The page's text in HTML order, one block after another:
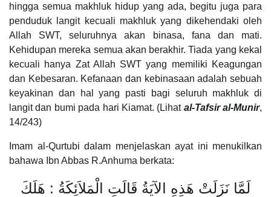
hingga semua makhluk hidup yang ada, begitu juga para
penduduk langit kecuali makhluk yang dikehendaki oleh
Allah SWT, seluruhnya akan binasa, fana dan mati.
Kehidupan mereka semua akan berakhir. Tiada yang kekal
kecuali hanya Zat Allah SWT yang memiliki Keagungan
dan Kebesaran. Kefanaan dan kebinasaan adalah sebuah
keyakinan dan hal yang pasti bagi seluruh makhluk di
langit dan bumi pada hari Kiamat. (Lihat al-Tafsir al-Munir,
14/243)
Imam al-Qurtubi dalam menjelaskan ayat ini menukilkan
bahawa Ibn Abbas R.Anhuma berkata:
لَمَّا نَزَلَتْ هَذِهِ الآيَةُ قَالَتِ الْمَلاَئِكَةُ : هَلَكَ